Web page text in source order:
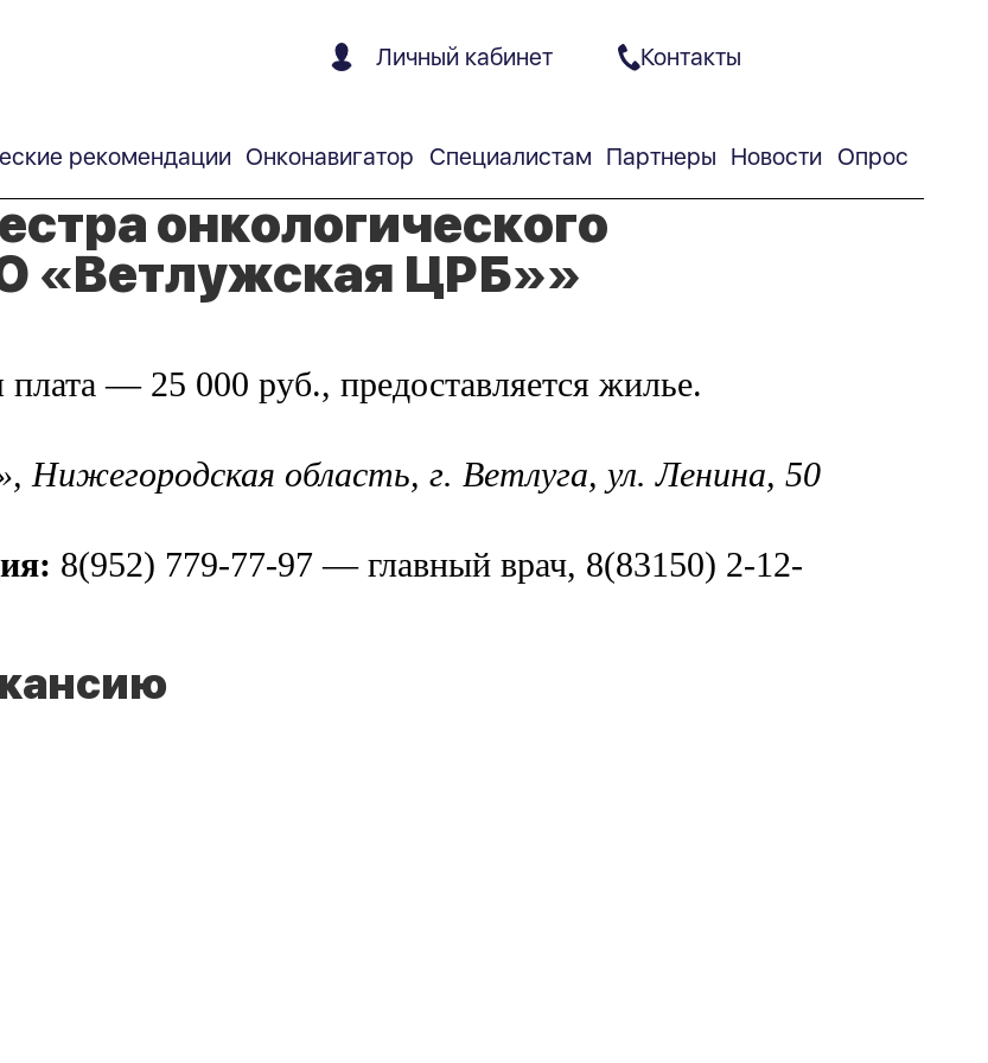
Личный кабинет Контакты
рекомендации Онконавигатор Специалистам Партнеры Новости Опрос
онкологического
«Ветлужская ЦРБ»»
плата — 25 000 руб., предоставляется жилье.
область, г. Ветлуга, ул. Ленина, 50
8(952) 779-77-97 — главный врач, 8(83150) 2-12-